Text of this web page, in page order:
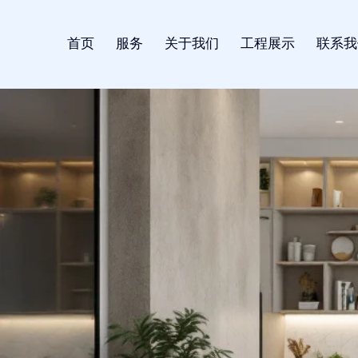
首页 服务 关于我们 工程展示 联系